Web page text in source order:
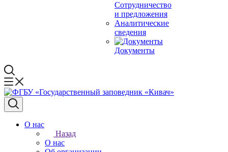
Сотрудничество
и предложения
Аналитические
сведения
Документы
О нас
Назад
О нас